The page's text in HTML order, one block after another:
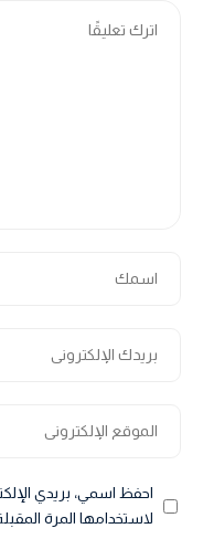
احفظ اسمي، بريدي
لاستخدامها المرة